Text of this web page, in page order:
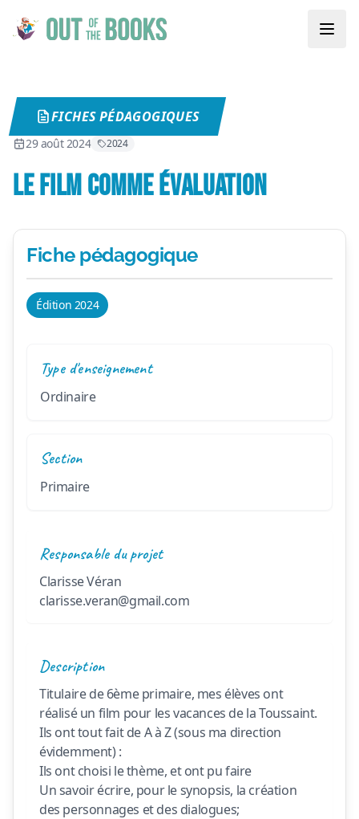
FICHES PÉDAGOGIQUES
29 août 2024 2024
LE FILM COMME ÉVALUATION
Fiche pédagogique
Édition 2024
Type d'enseignement
Ordinaire
Section
Primaire
Responsable du projet
Clarisse Véran
clarisse.veran@gmail.com
Description
Titulaire de 6ème primaire, mes élèves ont
réalisé un film pour les vacances de la Toussaint.
Ils ont tout fait de A à Z (sous ma direction
évidemment) :
Ils ont choisi le thème, et ont pu faire
Un savoir écrire, pour le synopsis, la création
des personnages et des dialogues;